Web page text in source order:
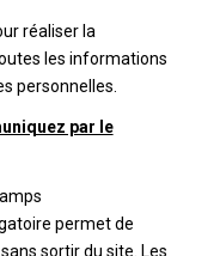
réaliser la
les informations
personnelles.
par le
permet de
sortir du site. Les